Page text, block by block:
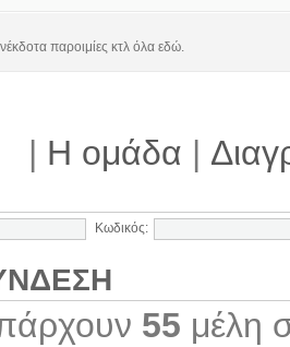
παροιμίες κτλ όλα εδώ.
| Η ομάδα |
Κωδικός:
55 μέλη